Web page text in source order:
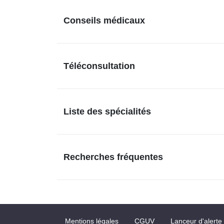
Conseils médicaux
Téléconsultation
Liste des spécialités
Recherches fréquentes
Mentions légales CGUV Lanceur d'alerte